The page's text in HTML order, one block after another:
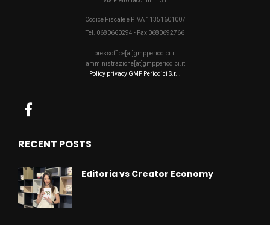
Codice Fiscale e P.IVA 11351601007
Tel. 0680660294 - Fax 0680692766
pressoffice[at]gmpperiodici.it
amministrazione[at]gmpperiodici.it
Policy privacy GMP Periodici S.r.l.
RECENT POSTS
Editoria vs Creator Economy